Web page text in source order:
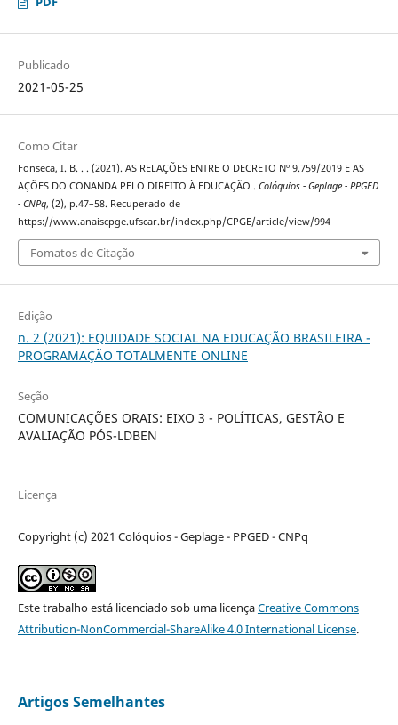
Publicado
2021-05-25
Como Citar
Fonseca, I. B. . . (2021). AS RELAÇÕES ENTRE O DECRETO Nº 9.759/2019 E AS
AÇÕES DO CONANDA PELO DIREITO À EDUCAÇÃO . Colóquios - Geplage - PPGED
- CNPq, (2), p.47–58. Recuperado de
https://www.anaiscpge.ufscar.br/index.php/CPGE/article/view/994
Fomatos de Citação
Edição
n. 2 (2021): EQUIDADE SOCIAL NA EDUCAÇÃO BRASILEIRA -
PROGRAMAÇÃO TOTALMENTE ONLINE
Seção
COMUNICAÇÕES ORAIS: EIXO 3 - POLÍTICAS, GESTÃO E
AVALIAÇÃO PÓS-LDBEN
Licença
Copyright (c) 2021 Colóquios - Geplage - PPGED - CNPq
Este trabalho está licenciado sob uma licençaCreative Commons
Attribution-NonCommercial-ShareAlike 4.0 International License.
Artigos Semelhantes